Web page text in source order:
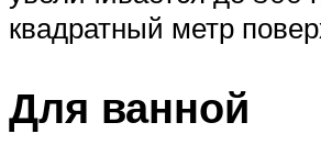
квадратный метр
Для ванной